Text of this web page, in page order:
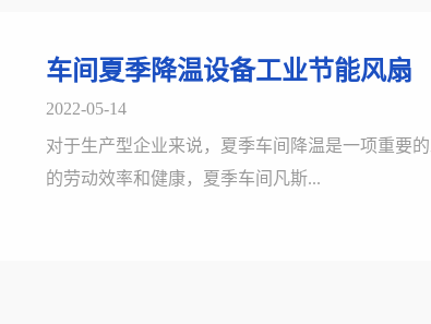
车间夏季降温设备工业节能风扇
2022-05-14
对于生产型企业来说，夏季车间降温是一项重要
的劳动效率和健康，夏季车间凡斯...